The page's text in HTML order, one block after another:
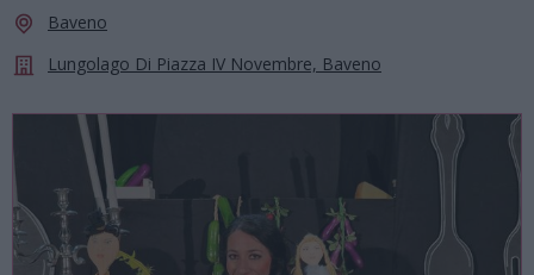
Baveno
Lungolago Di Piazza IV Novembre, Baveno